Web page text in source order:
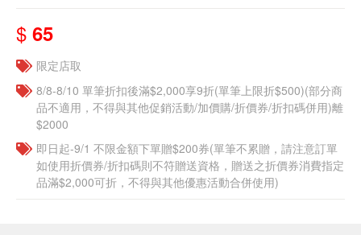
$ 65
限定店取
8/8-8/10 單筆折扣後滿$2,000享9折(單筆上限折$500)(部分商
品不適用，不得與其他促銷活動/加價購/折價券/折扣碼併用)離
$2000
即日起-9/1 不限金額下單贈$200券(單筆不累贈，請注意訂單
如使用折價券/折扣碼則不符贈送資格，贈送之折價券消費指定
品滿$2,000可折，不得與其他優惠活動合併使用)